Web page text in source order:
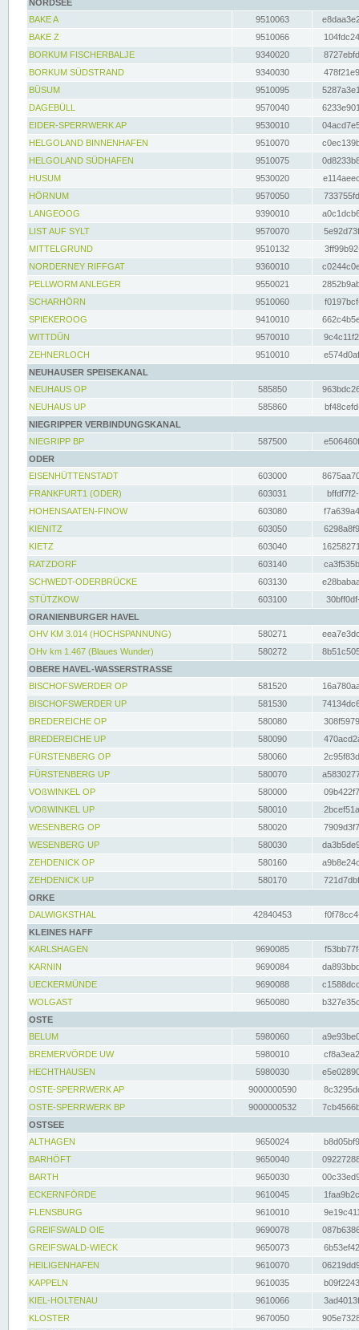
NORDSEE
BAKE A
9510063
BAKE Z
9510066
BORKUM FISCHERBALJE
9340020
BORKUM SÜDSTRAND
9340030
BÜSUM
9510095
DAGEBÜLL
9570040
EIDER-SPERRWERK AP
9530010
HELGOLAND BINNENHAFEN
9510070
HELGOLAND SÜDHAFEN
9510075
HUSUM
9530020
HÖRNUM
9570050
LANGEOOG
9390010
LIST AUF SYLT
9570070
MITTELGRUND
9510132
NORDERNEY RIFFGAT
9360010
PELLWORM ANLEGER
9550021
SCHARHÖRN
9510060
SPIEKEROOG
9410010
WITTDÜN
9570010
ZEHNERLOCH
9510010
NEUHAUSER SPEISEKANAL
NEUHAUS OP
585850
NEUHAUS UP
585860
NIEGRIPPER VERBINDUNGSKANAL
NIEGRIPP BP
587500
ODER
EISENHÜTTENSTADT
603000
FRANKFURT1 (ODER)
603031
HOHENSAATEN-FINOW
603080
KIENITZ
603050
KIETZ
603040
RATZDORF
603140
SCHWEDT-ODERBRÜCKE
603130
STÜTZKOW
603100
ORANIENBURGER HAVEL
OHV KM 3.014 (HOCHSPANNUNG)
580271
OHv km 1.467 (Blaues Wunder)
580272
OBERE HAVEL-WASSERSTRASSE
BISCHOFSWERDER OP
581520
BISCHOFSWERDER UP
581530
BREDEREICHE OP
580080
BREDEREICHE UP
580090
FÜRSTENBERG OP
580060
FÜRSTENBERG UP
580070
VOßWINKEL OP
580000
VOßWINKEL UP
580010
WESENBERG OP
580020
WESENBERG UP
580030
ZEHDENICK OP
580160
ZEHDENICK UP
580170
ORKE
DALWIGKSTHAL
42840453
KLEINES HAFF
KARLSHAGEN
9690085
KARNIN
9690084
UECKERMÜNDE
9690088
WOLGAST
9650080
OSTE
BELUM
5980060
BREMERVÖRDE UW
5980010
HECHTHAUSEN
5980030
OSTE-SPERRWERK AP
9000000590
OSTE-SPERRWERK BP
9000000532
OSTSEE
ALTHAGEN
9650024
BARHÖFT
9650040
BARTH
9650030
ECKERNFÖRDE
9610045
FLENSBURG
9610010
GREIFSWALD OIE
9690078
GREIFSWALD-WIECK
9650073
HEILIGENHAFEN
9610070
KAPPELN
9610035
KIEL-HOLTENAU
9610066
KLOSTER
9670050